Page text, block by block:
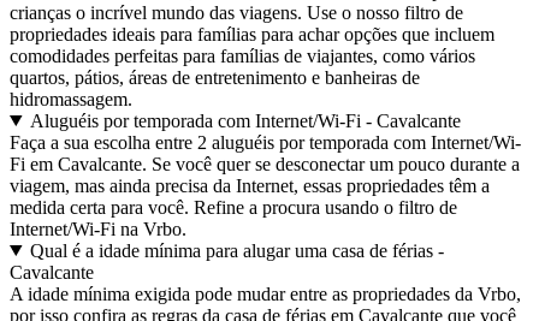
crianças o incrível mundo das viagens. Use o nosso filtro de
propriedades ideais para famílias para achar opções que incluem
comodidades perfeitas para famílias de viajantes, como vários
quartos, pátios, áreas de entretenimento e banheiras de
hidromassagem.
Aluguéis por temporada com Internet/Wi-Fi - Cavalcante
Faça a sua escolha entre 2 aluguéis por temporada com Internet/Wi-
Fi em Cavalcante. Se você quer se desconectar um pouco durante a
viagem, mas ainda precisa da Internet, essas propriedades têm a
medida certa para você. Refine a procura usando o filtro de
Internet/Wi-Fi na Vrbo.
Qual é a idade mínima para alugar uma casa de férias -
Cavalcante
A idade mínima exigida pode mudar entre as propriedades da Vrbo,
por isso confira as regras da casa de férias em Cavalcante que você